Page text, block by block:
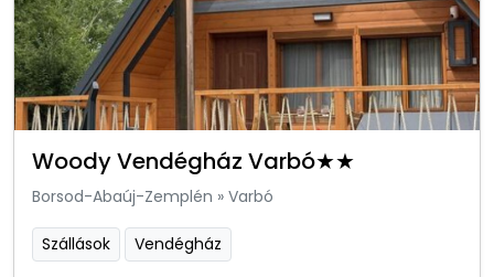
Woody Vendégház Varbó★★
Borsod-Abaúj-Zemplén » Varbó
Szállások Vendégház